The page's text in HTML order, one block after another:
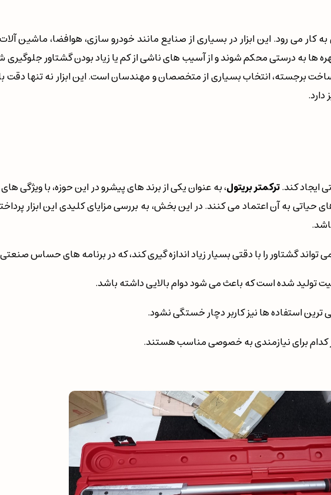
کار می رود. این ابزار در بسیاری از صنایع مانند خودرو سازی، هوافضا، ماشین
ها به درستی محکم شوند و از آسیب های ناشی از کم یا زیاد بودن گشتاور جلوگیری
برجسته، انتخاب بسیاری از متخصصان و مهندسان است. این ابزار نه تنها دقت
ایجاد کند.ترکمتر بریتول، به عنوان یکی از برند های پیشرو در این حوزه، با ویژگی
حیاتی به آن اعتماد می کنند. در این بخش، به بررسی مزایای کلیدی این ابزار
تواند گشتاور را با دقتی بسیار زیاد اندازه گیری کند، که در برنامه های حساس
تولید شده است که باعث می شود دوام بالایی داشته باشد.
ترین استفاده ها نیز کاربر دچار خستگی نشود.
کدام برای نیازمندی به خصوصی مناسب هستند.